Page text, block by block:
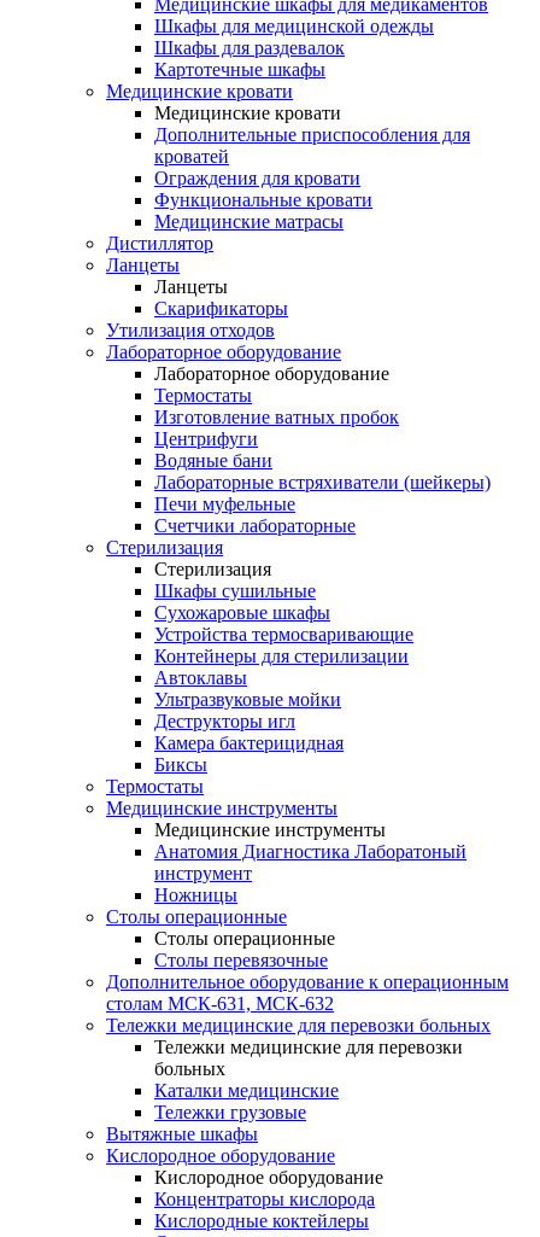
Медицинские шкафы для медикаментов
Шкафы для медицинской одежды
Шкафы для раздевалок
Картотечные шкафы
Медицинские кровати
Медицинские кровати
Дополнительные приспособления для
кроватей
Ограждения для кровати
Функциональные кровати
Медицинские матрасы
Дистиллятор
Ланцеты
Ланцеты
Скарификаторы
Утилизация отходов
Лабораторное оборудование
Лабораторное оборудование
Термостаты
Изготовление ватных пробок
Центрифуги
Водяные бани
Лабораторные встряхиватели (шейкеры)
Печи муфельные
Счетчики лабораторные
Стерилизация
Стерилизация
Шкафы сушильные
Сухожаровые шкафы
Устройства термосваривающие
Контейнеры для стерилизации
Автоклавы
Ультразвуковые мойки
Деструкторы игл
Камера бактерицидная
Биксы
Термостаты
Медицинские инструменты
Медицинские инструменты
Анатомия Диагностика Лаборатоный
инструмент
Ножницы
Столы операционные
Столы операционные
Столы перевязочные
Дополнительное оборудование к операционным
столам МСК-631, МСК-632
Тележки медицинские для перевозки больных
Тележки медицинские для перевозки
больных
Каталки медицинские
Тележки грузовые
Вытяжные шкафы
Кислородное оборудование
Кислородное оборудование
Концентраторы кислорода
Кислородные коктейлеры